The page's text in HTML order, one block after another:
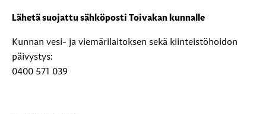
Lähetä suojattu sähköposti Toivakan kunnalle
Kunnan vesi- ja viemärilaitoksen sekä kiinteistöhoidon
päivystys:
0400 571 039